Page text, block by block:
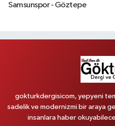
Samsunspor - Göztepe
gokturkdergisicom, yepyeni
sadelik ve modernizmi bir araya
insanlara haber